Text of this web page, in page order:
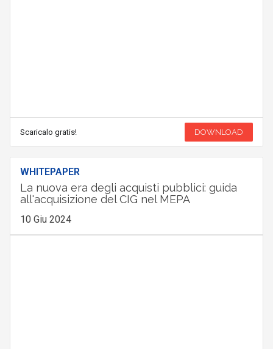
Scaricalo gratis! DOWNLOAD
WHITEPAPER
La nuova era degli acquisti pubblici: guida
all'acquisizione del CIG nel MEPA
10 Giu 2024